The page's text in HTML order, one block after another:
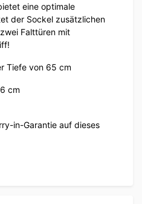
eine optimale
der Sockel zusätzlichen
Falttüren mit
Tiefe von 65 cm
cm
in-Garantie auf dieses